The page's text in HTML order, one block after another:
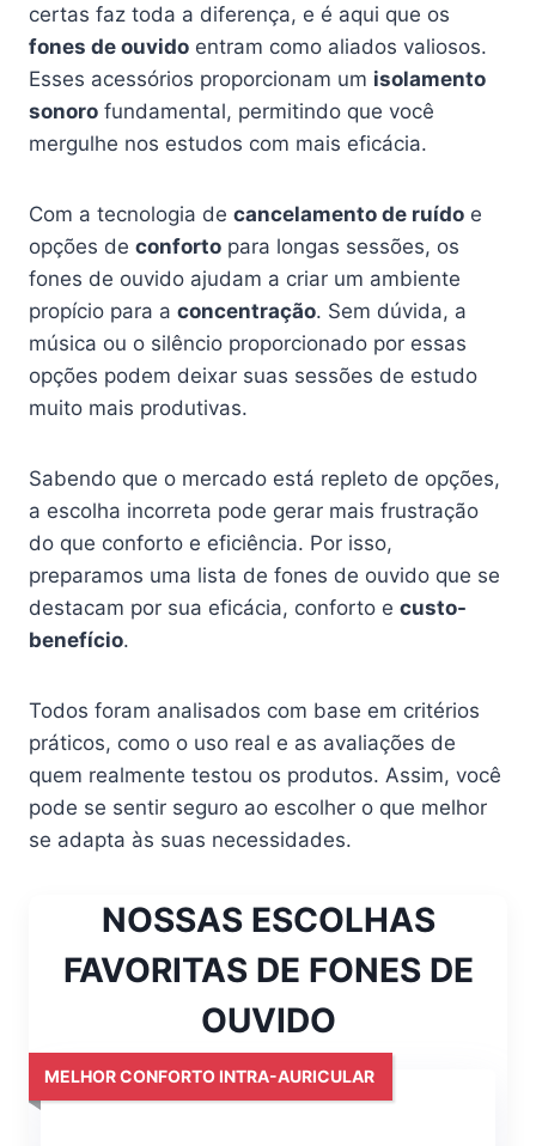
certas faz toda a diferença, e é aqui que os
fones de ouvido entram como aliados valiosos.
Esses acessórios proporcionam um isolamento
sonoro fundamental, permitindo que você
mergulhe nos estudos com mais eficácia.
Com a tecnologia de cancelamento de ruído e
opções de conforto para longas sessões, os
fones de ouvido ajudam a criar um ambiente
propício para a concentração. Sem dúvida, a
música ou o silêncio proporcionado por essas
opções podem deixar suas sessões de estudo
muito mais produtivas.
Sabendo que o mercado está repleto de opções,
a escolha incorreta pode gerar mais frustração
do que conforto e eficiência. Por isso,
preparamos uma lista de fones de ouvido que se
destacam por sua eficácia, conforto e custo-
benefício.
Todos foram analisados com base em critérios
práticos, como o uso real e as avaliações de
quem realmente testou os produtos. Assim, você
pode se sentir seguro ao escolher o que melhor
se adapta às suas necessidades.
NOSSAS ESCOLHAS
FAVORITAS DE FONES DE
OUVIDO
MELHOR CONFORTO INTRA-AURICULAR